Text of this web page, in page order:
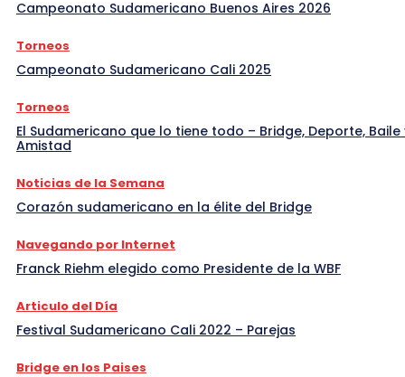
Campeonato Sudamericano Buenos Aires 2026
Torneos
Campeonato Sudamericano Cali 2025
Torneos
El Sudamericano que lo tiene todo – Bridge, Deporte, Baile
Amistad
Noticias de la Semana
Corazón sudamericano en la élite del Bridge
Navegando por Internet
Franck Riehm elegido como Presidente de la WBF
Articulo del Día
Festival Sudamericano Cali 2022 – Parejas
Bridge en los Paises